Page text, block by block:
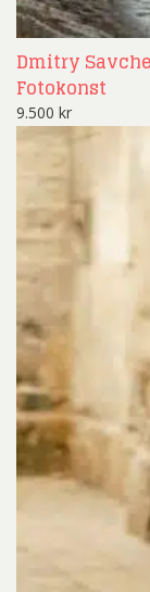
Dmitry
Fotokonst
9.500 kr